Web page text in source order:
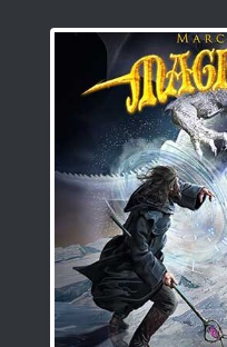
MARCO GARAU’S
Flight”